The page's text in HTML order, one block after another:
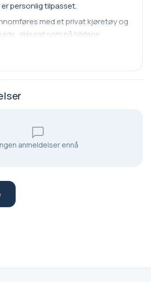
personlig tilpasset.
med et privat kjøretøy og
akkurat som på bildene.
anmeldelser ennå